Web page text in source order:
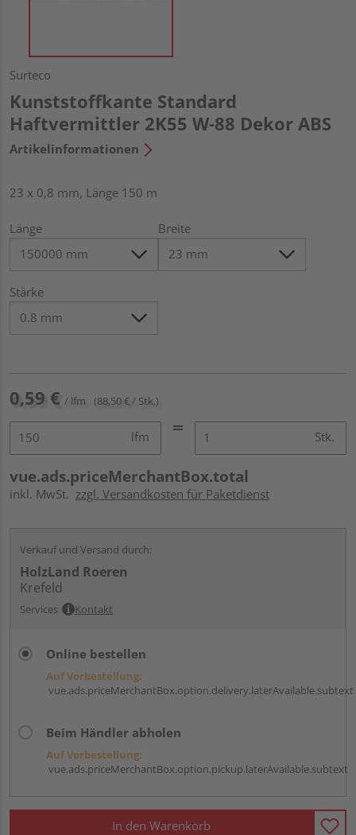
Surteco
Kunststoffkante Standard
Haftvermittler 2K55 W-88 Dekor ABS
Artikelinformationen
23 x 0,8 mm, Länge 150 m
Länge Breite
Stärke
0,59 € / lfm (88,50 € / Stk.)
lfm Stk.
vue.ads.priceMerchantBox.total
inkl. MwSt. zzgl. Versandkosten für Paketdienst
Verkauf und Versand durch:
HolzLand Roeren
Krefeld
Services Kontakt
Online bestellen
Auf Vorbestellung:
vue.ads.priceMerchantBox.option.delivery.laterAvailable.subtext
Beim Händler abholen
Auf Vorbestellung:
vue.ads.priceMerchantBox.option.pickup.laterAvailable.subtext
In den Warenkorb